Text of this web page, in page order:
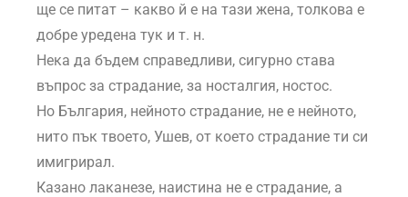
ще се питат – какво й е на тази жена, толкова е
добре уредена тук и т. н.
Нека да бъдем справедливи, сигурно става
въпрос за страдание, за носталгия, ностос.
Но България, нейното страдание, не е нейното,
нито пък твоето, Ушев, от което страдание ти си
имигрирал.
Казано лаканезе, наистина не е страдание, а